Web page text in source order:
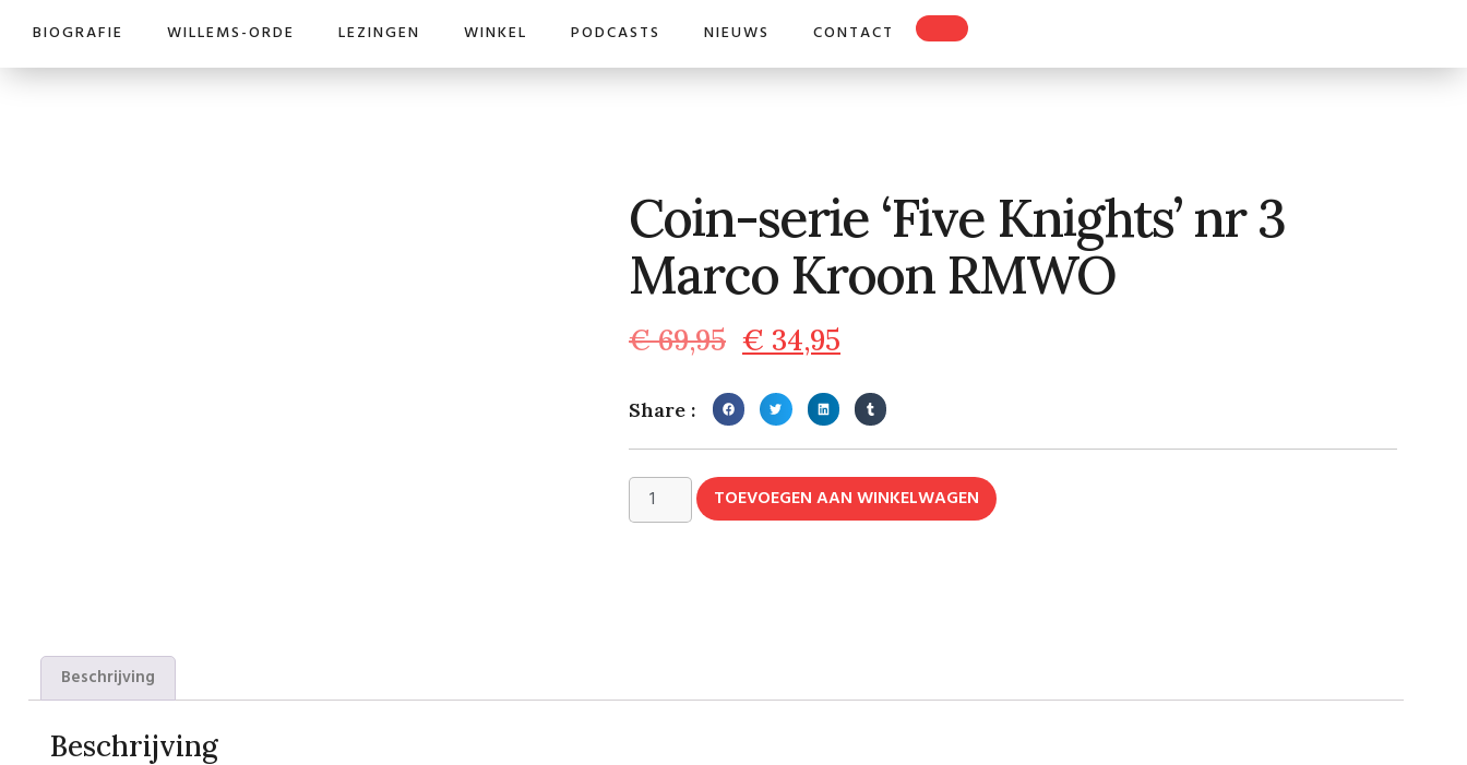
BIOGRAFIE WILLEMS-ORDE LEZINGEN WINKEL PODCASTS NIEUWS CONTACT
Coin-serie ‘Five Knights’ nr 3
Marco Kroon RMWO
€69,95 € 34,95
Share :
TOEVOEGEN AAN WINKELWAGEN
Beschrijving
Beschrijving